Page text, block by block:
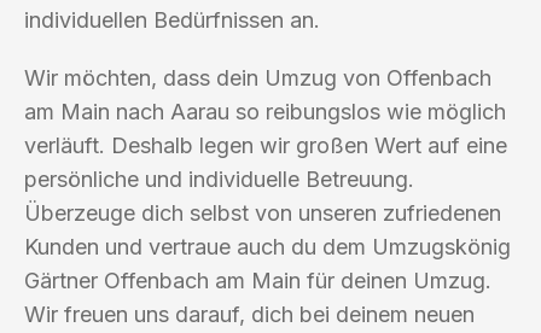
individuellen Bedürfnissen an.
Wir möchten, dass dein Umzug von Offenbach
am Main nach Aarau so reibungslos wie möglich
verläuft. Deshalb legen wir großen Wert auf eine
persönliche und individuelle Betreuung.
Überzeuge dich selbst von unseren zufriedenen
Kunden und vertraue auch du dem Umzugskönig
Gärtner Offenbach am Main für deinen Umzug.
Wir freuen uns darauf, dich bei deinem neuen